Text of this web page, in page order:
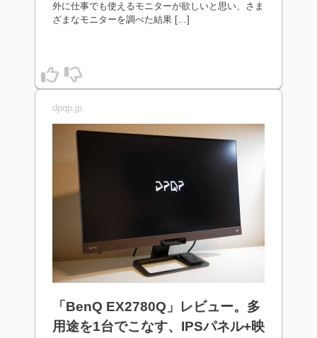
外に仕事でも使えるモニターが欲しいと思い、さま
ざまなモニターを調べた結果 […]
dpqp.jp
「BenQ EX2780Q」レビュー。多
用途を1台でこなす、IPSパネル+映